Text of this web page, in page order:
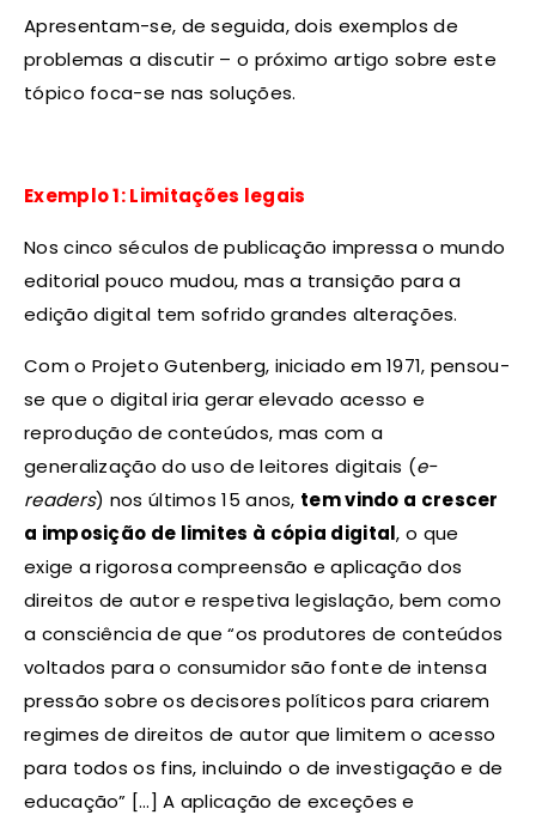
Apresentam-se, de seguida, dois exemplos de
problemas a discutir – o próximo artigo sobre este
tópico foca-se nas soluções.
Exemplo 1: Limitações legais
Nos cinco séculos de publicação impressa o mundo
editorial pouco mudou, mas a transição para a
edição digital tem sofrido grandes alterações.
Com o Projeto Gutenberg, iniciado em 1971, pensou-
se que o digital iria gerar elevado acesso e
reprodução de conteúdos, mas com a
generalização do uso de leitores digitais (e-
readers) nos últimos 15 anos, tem vindo a crescer
a imposição de limites à cópia digital, o que
exige a rigorosa compreensão e aplicação dos
direitos de autor e respetiva legislação, bem como
a consciência de que “os produtores de conteúdos
voltados para o consumidor são fonte de intensa
pressão sobre os decisores políticos para criarem
regimes de direitos de autor que limitem o acesso
para todos os fins, incluindo o de investigação e de
educação” […] A aplicação de exceções e